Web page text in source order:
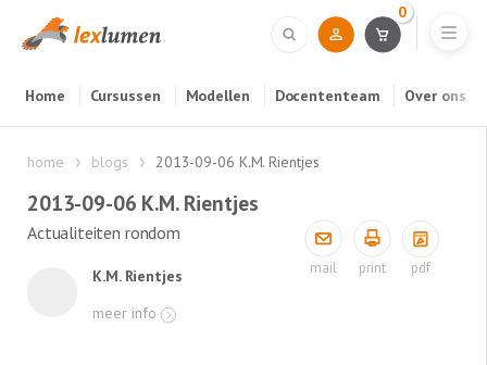
Home Cursussen Modellen Docententeam Over ons
0
home blogs 2013-09-06 K.M. Rientjes
2013-09-06 K.M. Rientjes
Actualiteiten rondom
K.M. Rientjes
meer info
mail print pdf